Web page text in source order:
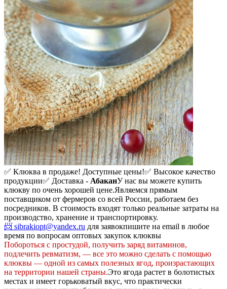
✅ Клюква в продаже! Доступные цены!✅ Высокое качество
продукции✅ Доставка - АбаканУ нас вы можете купить
клюкву по очень хорошей цене.Являемся прямым
поставщиком от фермеров со всей России, работаем без
посредников. В стоимость входят только реальные затраты на
производство, хранение и транспортировку.
📨 sibrakiopt@yandex.ru для заявокпишите на email в любое
время по вопросам оптовых закупок клюквы
Побороться с простудой, получить заряд витаминов,
подлечить ревматизм, — все это можно сделать с помощью
клюквы — одной из самых полезных ягод, произрастающих
на территории нашей страны.Это ягода растет в болотистых
местах и имеет горьковатый вкус, что практически